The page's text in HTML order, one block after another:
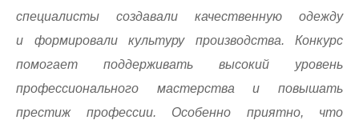
специалисты создавали качественную одежду
и формировали культуру производства. Конкурс
помогает поддерживать высокий уровень
профессионального мастерства и повышать
престиж профессии. Особенно приятно, что